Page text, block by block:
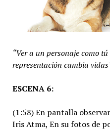
“Ver a un personaje como
representación cambia
ESCENA 6:
(1:58) En pantalla
Iris Atma, En su fotos de